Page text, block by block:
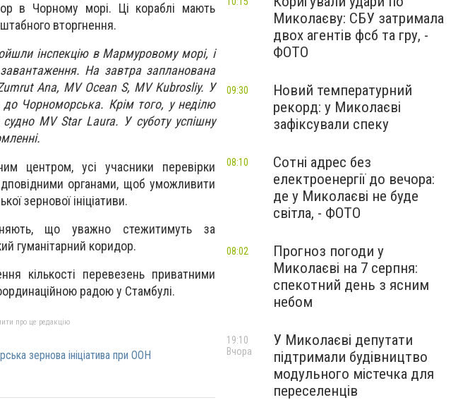
в Чорному морі. Ці кораблі мають
вторгнення.
інспекцію в Мармуровому морі, і
На завтра запланована
Ana, MV Ocean S, MV Kubrosliy. У
до Чорноморська. Крім того, у неділю
MV Star Laura. У суботу успішну
центром, усі учасники перевірки
органами, щоб уможливити
зернової ініціативи.
що уважно стежитимуть за
гуманітарний коридор.
кількості перевезень приватними
радою у Стамбулі.
про це редакцію
зернова ініціатива при ООН
Миколаєву: СБУ затримала
двох агентів фсб та гру, -
ФОТО
Новий температурний
рекорд: у Миколаєві
зафіксували спеку
09:30
Сотні адрес без
електроенергії до вечора:
де у Миколаєві не буде
світла, - ФОТО
08:10
Прогноз погоди у
Миколаєві на 7 серпня:
спекотний день з ясним
небом
08:02
У Миколаєві депутати
підтримали будівництво
модульного містечка для
переселенців
19:10
Вчора